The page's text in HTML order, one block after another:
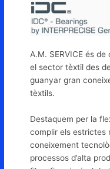
A.M. SERVICE és
el sector tèxtil des
guanyar gran
tèxtils.
Destaquem per la
complir els estrictes
coneixement
processos d’alta